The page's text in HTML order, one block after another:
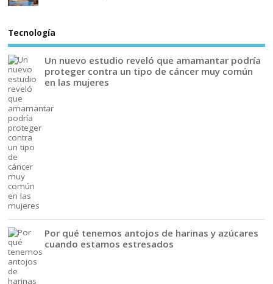
Tecnología
Un nuevo estudio reveló que amamantar podría
proteger contra un tipo de cáncer muy común
en las mujeres
Por qué tenemos antojos de harinas y azúcares
cuando estamos estresados